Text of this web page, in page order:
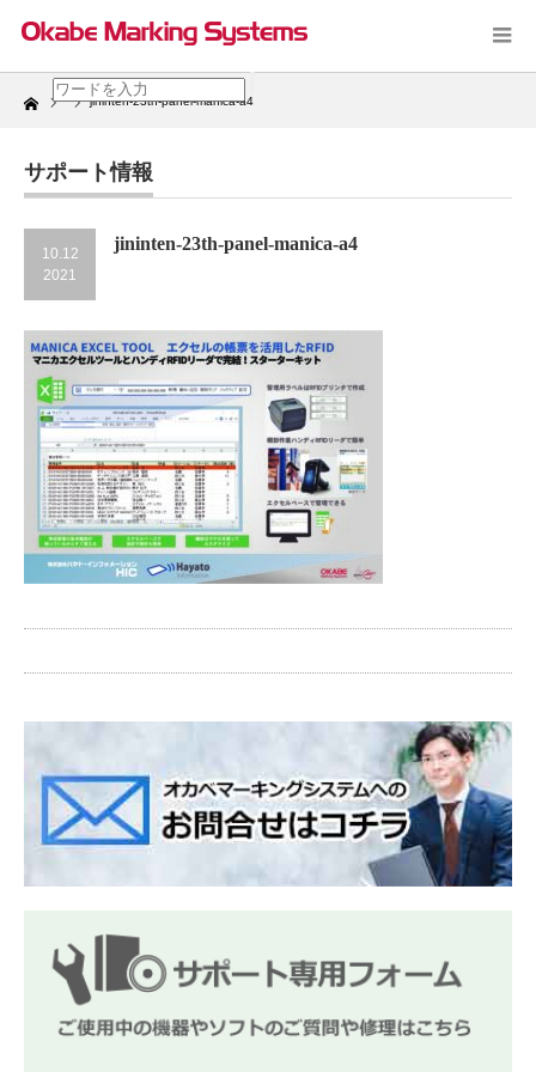
Home jininten-23th-panel-manica-a4
サポート情報
10.12
2021
jininten-23th-panel-manica-a4